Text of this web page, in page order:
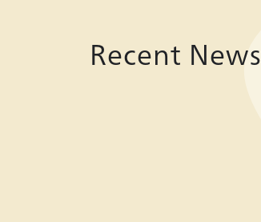
Recent News